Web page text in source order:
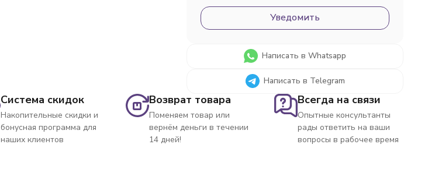
Уведомить
Написать в Whatsapp
Написать в Telegram
Система скидок
Накопительные скидки и
бонусная программа для
наших клиентов
Возврат товара
Поменяем товар или
вернём деньги в течении
14 дней!
Всегда на связи
Опытные консультанты
рады ответить на ваши
вопросы в рабочее время